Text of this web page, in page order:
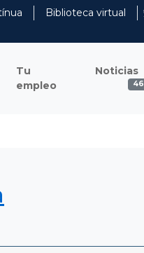
Biblioteca virtual
Tu
empleo
Noticias
46